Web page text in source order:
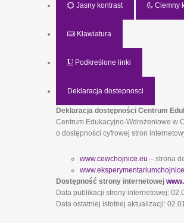
Jasny kontrast Ciemny
Klawiatura
Podkreślone linki
Deklaracja dostepnosci
Deklaracja dostępności Centrum
Centrum Edukacyjno-Wdrożeniowe w
o dostępności cyfrowej stron
www.cewchojnice.eu – strona
Dostępność strony internetowej
Data publikacji strony internetowej:
Data ostatniej istotnej aktualizacji: